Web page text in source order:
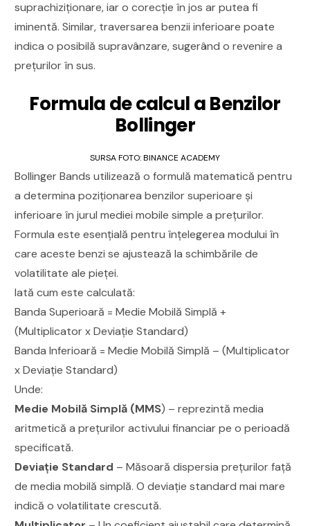
suprachiziționare, iar o corecție în jos ar putea fi
iminentă. Similar, traversarea benzii inferioare poate
indica o posibilă supravânzare, sugerând o revenire a
prețurilor în sus.
Formula de calcul a Benzilor
Bollinger
SURSA FOTO: BINANCE ACADEMY
Bollinger Bands utilizează o formulă matematică pentru
a determina poziționarea benzilor superioare și
inferioare în jurul mediei mobile simple a prețurilor.
Formula este esențială pentru înțelegerea modului în
care aceste benzi se ajustează la schimbările de
volatilitate ale pieței.
Iată cum este calculată:
Banda Superioară = Medie Mobilă Simplă +
(Multiplicator x Deviație Standard)
Banda Inferioară = Medie Mobilă Simplă – (Multiplicator
x Deviație Standard)
Unde:
Medie Mobilă Simplă (MMS) – reprezintă media
aritmetică a prețurilor activului financiar pe o perioadă
specificată.
Deviație Standard – Măsoară dispersia prețurilor față
de media mobilă simplă. O deviație standard mai mare
indică o volatilitate crescută.